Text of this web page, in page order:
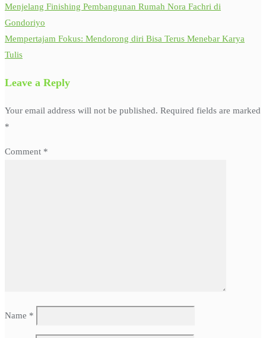
Menjelang Finishing Pembangunan Rumah Nora Fachri di
Gondoriyo
Mempertajam Fokus: Mendorong diri Bisa Terus Menebar Karya
Tulis
Leave a Reply
Your email address will not be published. Required fields are marked
*
Comment *
Name *